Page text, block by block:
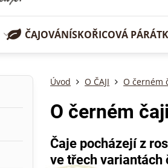
ČAJOVÁNÍSKOŘICOVÁ
Úvod O ČAJI O černém
O černém
Čaje pocházejí z
ve třech variantách